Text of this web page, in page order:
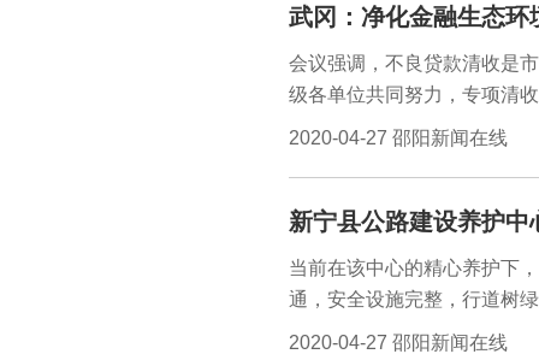
主要领导组织学校、综合执
武冈：净化金融生态
会议强调，不良贷款清收是
级各单位共同努力，专项清
组织约谈、纪检介入、支付
容，能更好的防范金融风险
冈市委市政府组织召开净化
锋、刘涌涛、李冰寒等出席
2020-04-27 邵阳新闻在线
新宁县公路建设养护
当前在该中心的精心养护下
通，安全设施完整，行道树
绝佳去处。整治公路三乱，
2020-04-27 邵阳新闻在线